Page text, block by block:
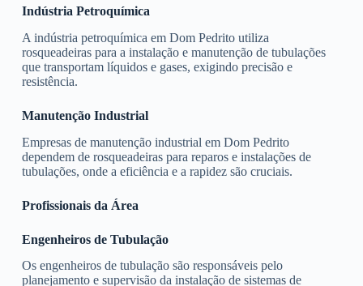
Indústria Petroquímica
A indústria petroquímica em Dom Pedrito utiliza
rosqueadeiras para a instalação e manutenção de tubulações
que transportam líquidos e gases, exigindo precisão e
resistência.
Manutenção Industrial
Empresas de manutenção industrial em Dom Pedrito
dependem de rosqueadeiras para reparos e instalações de
tubulações, onde a eficiência e a rapidez são cruciais.
Profissionais da Área
Engenheiros de Tubulação
Os engenheiros de tubulação são responsáveis pelo
planejamento e supervisão da instalação de sistemas de